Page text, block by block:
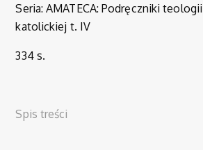
Seria: AMATECA: Podręczniki teologii
katolickiej t. IV
334 s.
Spis treści